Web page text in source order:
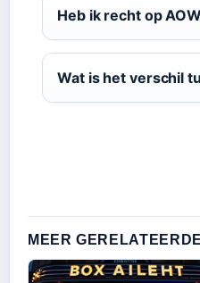
Heb ik recht op
Wat is het verschil
MEER